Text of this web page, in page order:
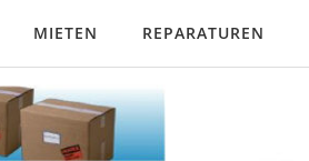
MIETEN REPARATUREN